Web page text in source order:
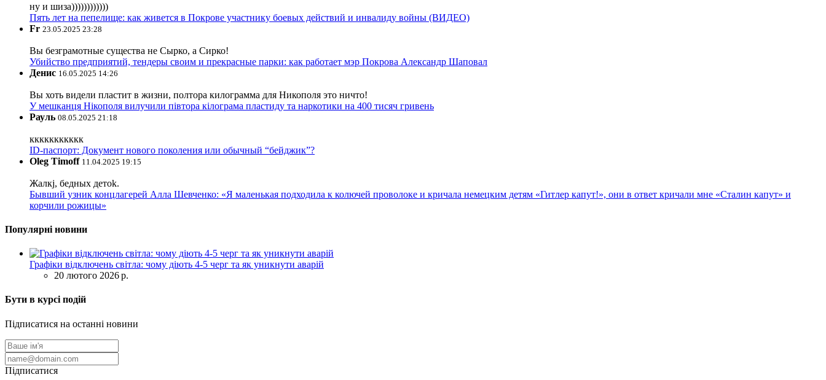
ну и шиза))))))))))))
Пять лет на пепелище: как живется в Покрове участнику боевых действий и инвалиду войны (ВИДЕО)
Fr 23.05.2025 23:28
Вы безграмотные существа не Сырко, а Сирко!
Убийство предприятий, тендеры своим и прекрасные парки: как работает мэр Покрова Александр Шаповал
Денис 16.05.2025 14:26
Вы хоть видели пластит в жизни, полтора килограмма для Никополя это ничто!
У мешканця Нікополя вилучили півтора кілограма пластиду та наркотики на 400 тисяч гривень
Рауль 08.05.2025 21:18
ккккккккккк
ID-паспорт: Документ нового поколения или обычный “бейджик”?
Oleg Timoff 11.04.2025 19:15
Жалкj, бедных детok.
Бывший узник концлагерей Алла Шевченко: «Я маленькая подходила к колючей проволоке и кричала немецким детям «Гитлер капут!», они в ответ кричали мне «Сталин капут» и
корчили рожицы»
Популярні новини
Графіки відключень світла: чому діють 4-5 черг та як уникнути аварій
20 лютого 2026 р.
Бути в курсі подій
Підписатися на останні новини
Підписатися